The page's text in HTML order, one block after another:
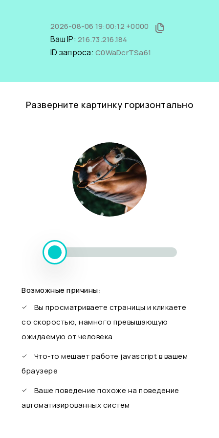
2026-08-06 19:00:12 +0000
Ваш IP: 216.73.216.184
ID запроса: C0WaDcrTSa61
Разверните картинку горизонтально
Возможные причины:
Вы просматриваете страницы и кликаете
со скоростью, намного превышающую
ожидаемую от человека
Что-то мешает работе javascript в вашем
браузере
Ваше поведение похоже на поведение
автоматизированных систем